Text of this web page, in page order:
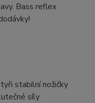
Bass reflex
stabilní nožičky
síly